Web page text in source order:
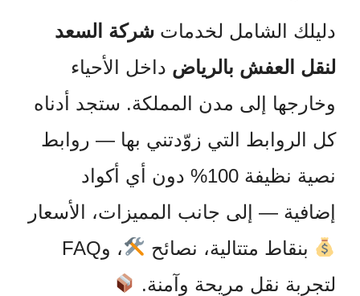
دليلك الشامل لخدمات شركة السعد
لنقل العفش بالرياض داخل الأحياء
وخارجها إلى مدن المملكة. ستجد أدناه
كل الروابط التي زوّدتني بها — روابط
نصية نظيفة 100% دون أي أكواد
إضافية — إلى جانب المميزات، الأسعار
بنقاط متتالية، نصائح
، وFAQ
لتجربة نقل مريحة وآمنة.